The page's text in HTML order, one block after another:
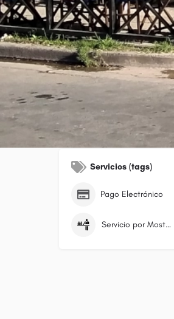
Seguinos
Instagram
Servicios (tags)
Pago Electrónico
Servicio por Mostrador/Caja